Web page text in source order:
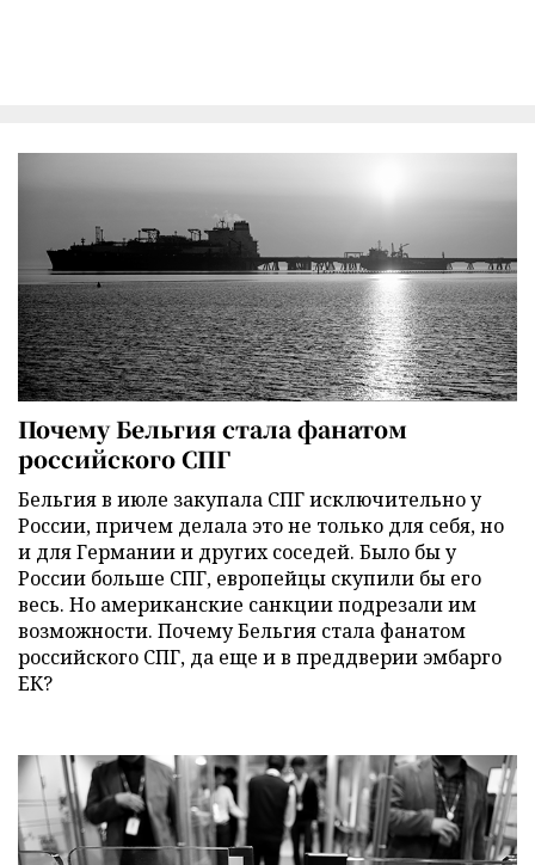
Почему Бельгия стала фанатом
российского СПГ
Бельгия в июле закупала СПГ исключительно у
России, причем делала это не только для себя, но
и для Германии и других соседей. Было бы у
России больше СПГ, европейцы скупили бы его
весь. Но американские санкции подрезали им
возможности. Почему Бельгия стала фанатом
российского СПГ, да еще и в преддверии эмбарго
ЕК?